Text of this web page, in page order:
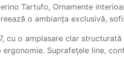
Tartufo, Ornamente
o ambianța exclusivă,
cu o amplasare clar
Suprafeţele line,